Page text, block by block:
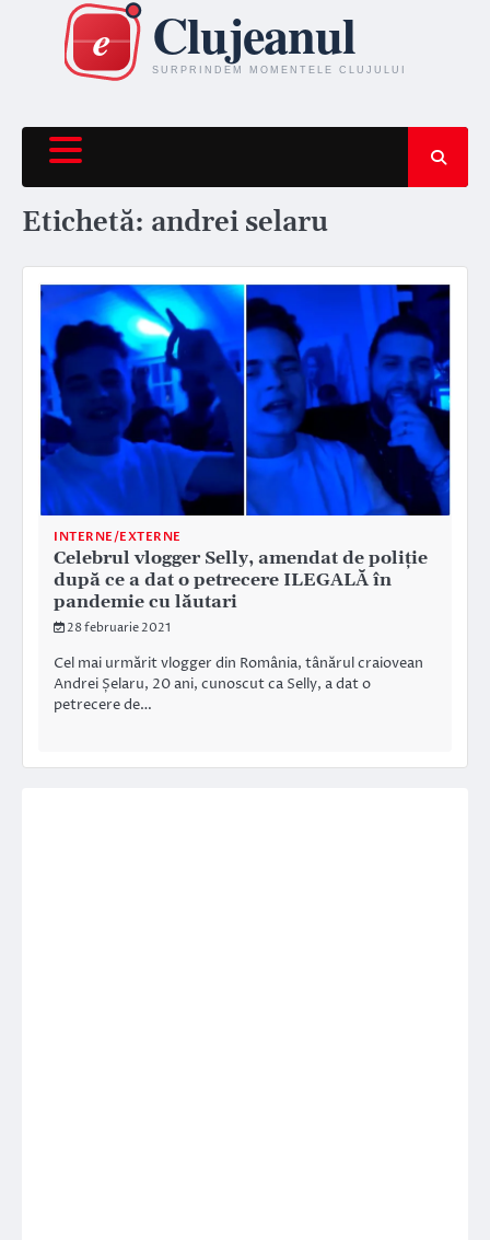
content
Etichetă: andrei selaru
INTERNE/EXTERNE
Celebrul vlogger Selly, amendat de poliție
după ce a dat o petrecere ILEGALĂ în
pandemie cu lăutari
28 februarie 2021
Cel mai urmărit vlogger din România, tânărul craiovean
Andrei Șelaru, 20 ani, cunoscut ca Selly, a dat o
petrecere de…